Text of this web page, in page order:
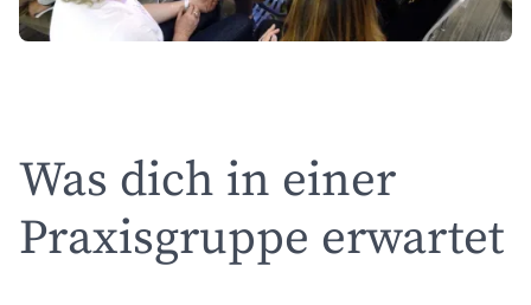
Was dich in einer
Praxisgruppe erwartet